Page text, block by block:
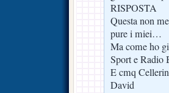
RISPOSTA
Questa non
pure i miei…
Ma come ho
Sport e Radio
E cmq
David